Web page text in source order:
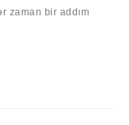
zaman bir addım